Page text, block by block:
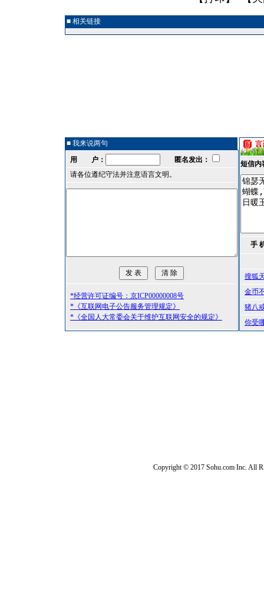
■ 相关链接
■ 我来说两句
用 户：
匿名发出：
请各位遵纪守法并注意语言文明。
*经营许可证编号：京ICP00000008号
*《互联网电子公告服务管理规定》
*《全国人大常委会关于维护互联网安全的规定》
短信内
手
搜狐
金币
猪八
你受
Copyright © 2017 Sohu.com Inc. All